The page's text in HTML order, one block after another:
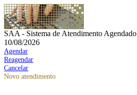
SAA - Sistema de Atendimento Agendado
10/08/2026
Agendar
Reagendar
Cancelar
Novo atendimento